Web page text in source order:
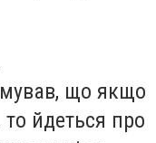
що якщо
то йдеться про